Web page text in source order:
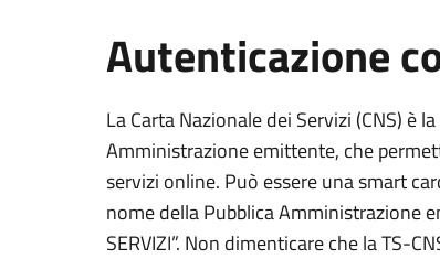
Autenticazione
La Carta Nazionale dei Servizi (CNS) è
Amministrazione emittente, che
servizi online. Può essere una smart
nome della Pubblica Amministrazione
SERVIZI”. Non dimenticare che la TS-